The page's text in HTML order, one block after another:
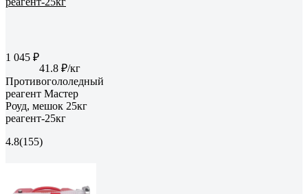
1 045 ₽
41.8 ₽/кг
Противогололедный
реагент Мастер
Роуд, мешок 25кг
реагент-25кг
4.8(155)